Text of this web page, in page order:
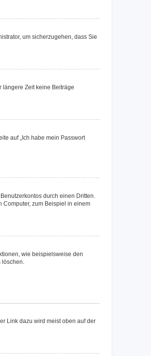
um sicherzugehen, dass Sie
längere Zeit keine Beiträge
auf „Ich habe mein Passwort
durch einen Dritten.
Computer, zum Beispiel in einem
wie beispielsweise den
löschen.
Link dazu wird meist oben auf der